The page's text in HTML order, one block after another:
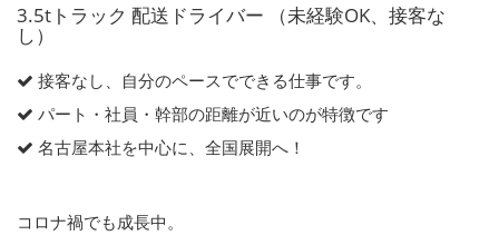
3.5tトラック 配送ドライバー （未経験OK、接客な
し）
接客なし、自分のペースでできる仕事です。
パート・社員・幹部の距離が近いのが特徴です
名古屋本社を中心に、全国展開へ！
コロナ禍でも成長中。